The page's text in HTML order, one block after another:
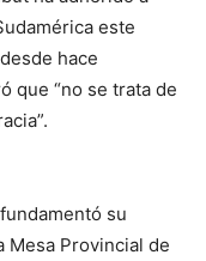
este
hace
que “no se trata de
su
Mesa Provincial de